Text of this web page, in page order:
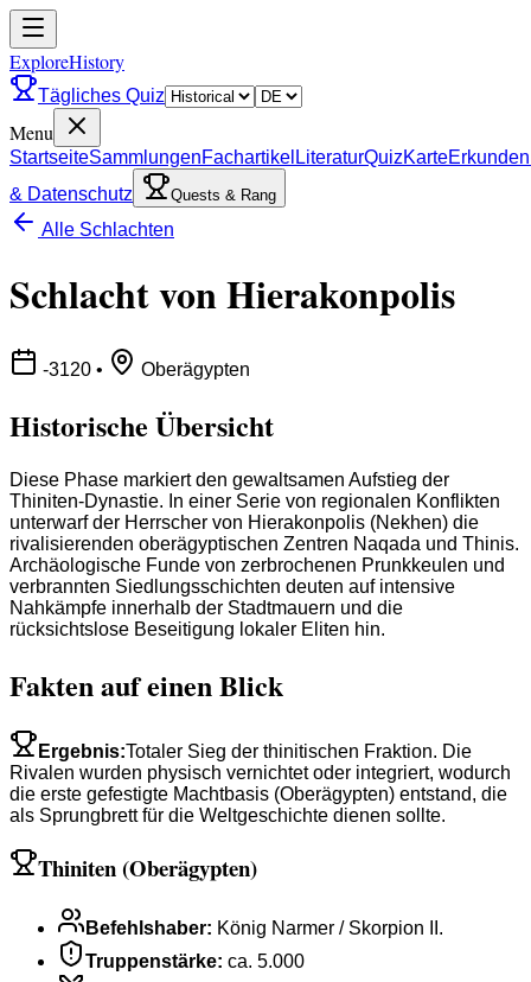
ExploreHistory
Tägliches Quiz
Menu
StartseiteSammlungenFachartikel LiteraturQuizKarteErkunden
& Datenschutz
Quests & Rang
Alle Schlachten
Schlacht von Hierakonpolis
-3120 • Oberägypten
Historische Übersicht
Diese Phase markiert den gewaltsamen Aufstieg der
Thiniten-Dynastie. In einer Serie von regionalen Konflikten
unterwarf der Herrscher von Hierakonpolis (Nekhen) die
rivalisierenden oberägyptischen Zentren Naqada und Thinis.
Archäologische Funde von zerbrochenen Prunkkeulen und
verbrannten Siedlungsschichten deuten auf intensive
Nahkämpfe innerhalb der Stadtmauern und die
rücksichtslose Beseitigung lokaler Eliten hin.
Fakten auf einen Blick
Ergebnis:Totaler Sieg der thinitischen Fraktion. Die
Rivalen wurden physisch vernichtet oder integriert, wodurch
die erste gefestigte Machtbasis (Oberägypten) entstand, die
als Sprungbrett für die Weltgeschichte dienen sollte.
Thiniten (Oberägypten)
Befehlshaber: König Narmer / Skorpion II.
Truppenstärke: ca. 5.000